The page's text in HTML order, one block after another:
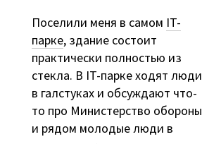
Поселили меня в самом IT-
парке, здание состоит
практически полностью из
стекла. В IT-парке ходят люди
в галстуках и обсуждают что-
то про Министерство обороны
и рядом молодые люди в